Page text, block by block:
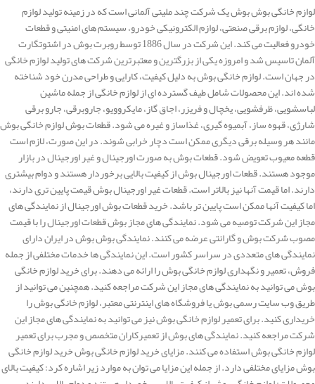
لوازم خانگی بوش بوش یک شرکت چند ملیتی آلمانی است که در زمینه تولید لوازم
خانگی، لوازم برقی صنعتی، لوازم الکترونیکی خودرو، سیستم های امنیتی و قطعات
خودرو فعالیت می کند. این شرکت در سال 1886 توسط روبرت بوش در اشتوتگارت
آلمان تاسیس شد و امروزه یکی از بزرگترین و معتبرترین شرکت های تولید لوازم خانگی
در جهان است. لوازم خانگی بوش به دلیل کیفیت، کارایی و طراحی مدرن خود شناخته
شده اند. این محصولات شامل طیف گسترده ای از لوازم خانگی از جمله ماشین
لباسشویی، ظرفشویی، یخچال و فریزر، اجاق گاز، مایکروویو، جاروبرقی، جارو برقی
شارژی، قهوه ساز، آبمیوه گیری، غذاساز و غیره می شود. قطعات بوش لوازم خانگی بوش
مانند هر وسیله برقی دیگری ممکن است دچار خرابی شوند. در این صورت، لازم است
قطعه معیوب تعویض شود. قطعات بوش به صورت اورجینال و غیر اورجینال در بازار
موجود هستند. قطعات اورجینال بوش از کیفیت بالایی برخوردار هستند و دوام بیشتری
دارند. اما قیمت آنها نیز بالاتر است. قطعات غیر اورجینال بوش قیمت پایین تری دارند،
اما کیفیت آنها ممکن است پایین تر باشد. خرید قطعات بوش اورجینال از نمایندگی های
مجاز این شرکت توصیه می شود. نمایندگی های مجاز بوش قطعات اورجینال را با قیمت
مصوب شرکت بوش و گارانتی عرضه می کنند. نمایندگی بوش بوش در ایران دارای
نمایندگی های متعددی در سراسر کشور است. این نمایندگی ها خدمات مختلفی از جمله
فروش، تعمیر و نگهداری لوازم خانگی بوش را ارائه می دهند. برای خرید لوازم خانگی
بوش می توانید به نمایندگی های مجاز این شرکت مراجعه کنید. همچنین می توانید از
طریق وب سایت رسمی بوش یا فروشگاه های اینترنتی معتبر، لوازم خانگی بوش را
خریداری کنید. برای تعمیر لوازم خانگی بوش نیز می توانید به نمایندگی های مجاز این
شرکت مراجعه کنید. نمایندگی های بوش از تعمیرکاران متخصص و مجرب برای تعمیر
لوازم خانگی بوش استفاده می کنند. مزایای خرید لوازم خانگی بوش خرید لوازم خانگی
بوش مزایای مختلفی دارد. از جمله این مزایا می توان به موارد زیر اشاره کرد: کیفیت بالای